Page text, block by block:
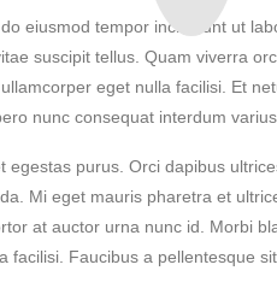
eiusmod tempor incididunt ut
suscipit tellus. Quam viverra
eget nulla facilisi. Et
nunc consequat interdum
purus. Orci dapibus
Mi eget mauris pharetra et
at auctor urna nunc id. Morbi
Faucibus a pellentesque